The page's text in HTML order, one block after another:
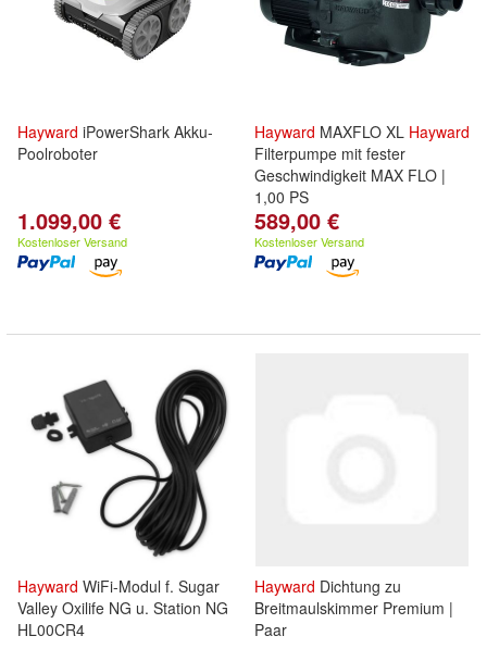
Hayward iPowerShark Akku-
Poolroboter
1.099,00 €
Kostenloser Versand
Hayward MAXFLO XL Hayward
Filterpumpe mit fester
Geschwindigkeit MAX FLO |
1,00 PS
589,00 €
Kostenloser Versand
Hayward WiFi-Modul f. Sugar
Valley Oxilife NG u. Station NG
HL00CR4
Hayward Dichtung zu
Breitmaulskimmer Premium |
Paar